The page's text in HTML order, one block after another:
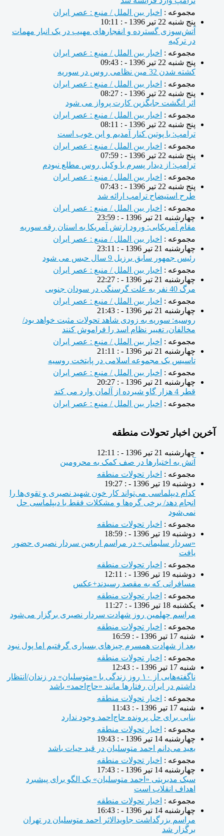
مجموعه :اخبار بین الملل / منبع : عصر ایران
پنج شنبه 22 تیر 1396 - : 10:11
آتش‌سوزی گسترده و انفجارهای مهیب در یک انبار مهمات
در ترکیه
مجموعه :اخبار بین الملل / منبع : عصر ایران
پنج شنبه 22 تیر 1396 - : 09:43
کشته شدن 32 مین نظامی روس در سوریه
مجموعه :اخبار بین الملل / منبع : عصر ایران
پنج شنبه 22 تیر 1396 - : 08:27
اثر انگشت جایگزین کارت پرواز می شود
مجموعه :اخبار بین الملل / منبع : عصر ایران
پنج شنبه 22 تیر 1396 - : 08:11
ترامپ: با پوتین کنار آمدیم و این خوب است
مجموعه :اخبار بین الملل / منبع : عصر ایران
پنج شنبه 22 تیر 1396 - : 07:59
ترامپ: از دیدار پسرم با وکیل روس مطلع نبودم
مجموعه :اخبار بین الملل / منبع : عصر ایران
پنج شنبه 22 تیر 1396 - : 07:43
طرح استیضاح ترامپ ارائه شد
مجموعه :اخبار بین الملل / منبع : عصر ایران
چهارشنبه 21 تیر 1396 - : 23:59
مقام آمریکایی: ورود ارتش آمریکا به استان رقه سوریه
مجموعه :اخبار بین الملل / منبع : عصر ایران
چهارشنبه 21 تیر 1396 - : 23:11
رئیس جمهور سابق برزیل 9 سال حبس می شود
مجموعه :اخبار بین الملل / منبع : عصر ایران
چهارشنبه 21 تیر 1396 - : 22:27
مرگ 40 نفر به علت گرسنگی در سودان جنوبی
مجموعه :اخبار بین الملل / منبع : عصر ایران
چهارشنبه 21 تیر 1396 - : 21:43
روسیه: سوریه به زودی شاهد تحولات مثبت خواهد بود/
مخالفان، تغییر نظام اسد را فراموش کنند
مجموعه :اخبار بین الملل / منبع : عصر ایران
چهارشنبه 21 تیر 1396 - : 21:11
تاسیس یک مجموعه اسلامی در پایتخت روسیه
مجموعه :اخبار بین الملل / منبع : عصر ایران
چهارشنبه 21 تیر 1396 - : 20:27
قطر 4 هزار گاو شیرده از آلمان وارد می کند
مجموعه :اخبار بین الملل / منبع : عصر ایران
اخبار تحولات منطقه
چهارشنبه 21 تیر 1396 - : 12:11
آتش به اختیار‌ها در صف کمک به محرومین
مجموعه :اخبار تحولات منطقه
دوشنبه 19 تیر 1396 - : 19:27
کدام دیپلماسی می‌تواند کار خون شهید نصیری و تقوی‌ها را
انجام دهد/ برخی گره‌ها و مشکلات فقط با دیپلماسی حل
نمی‌شود
مجموعه :اخبار تحولات منطقه
دوشنبه 19 تیر 1396 - : 18:59
«سردار سلیمانی» در مراسم اربعین سردار نصیری حضور
یافت
مجموعه :اخبار تحولات منطقه
دوشنبه 19 تیر 1396 - : 12:11
مسافرانی که به مقصد رسیدند+عکس
مجموعه :اخبار تحولات منطقه
یکشنبه 18 تیر 1396 - : 11:27
مراسم چهلمین روز شهادت سردار نصیری برگزار می‌شود
مجموعه :اخبار تحولات منطقه
شنبه 17 تیر 1396 - : 16:59
بعد از شهادت همسرم چیزهای بسیاری گرفتیم اما پول نبود
مجموعه :اخبار تحولات منطقه
شنبه 17 تیر 1396 - : 12:43
ناگفته‌هایی از ۱۰ روز زندگی با «متوسلیان» در زندان/انتظار
داشتم در ایران رفتارها مانند «حاج‌احمد» باشد
مجموعه :اخبار تحولات منطقه
شنبه 17 تیر 1396 - : 11:43
بنایی برای حل پرونده حاج‌احمد وجود ندارد
مجموعه :اخبار تحولات منطقه
چهارشنبه 14 تیر 1396 - : 19:43
بعید می‌دانم احمد متوسلیان در قید حیات باشد
مجموعه :اخبار تحولات منطقه
چهارشنبه 14 تیر 1396 - : 17:43
سبک مدیریتی «احمد متوسلیان» یک الگو برای پیشبرد
اهداف انقلاب است
مجموعه :اخبار تحولات منطقه
چهارشنبه 14 تیر 1396 - : 16:43
مراسم بزرگداشت جاویدالاثر احمد متوسلیان در تهران
برگزار شد